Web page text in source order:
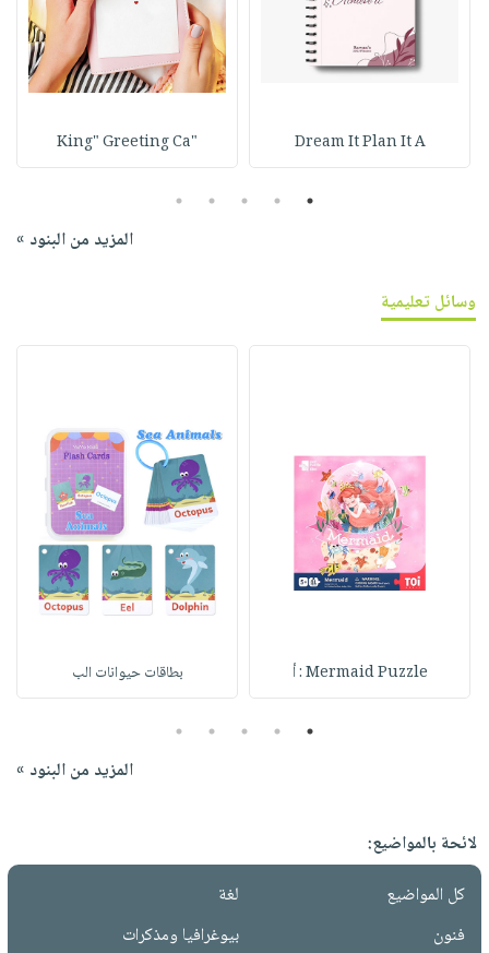
Dream It Plan It A
"King" Greeting Ca
1
2
3
4
5
المزيد من البنود »
وسائل تعليمية
Mermaid Puzzle : أ بطاقات حيوانات الب
1
2
3
4
5
المزيد من البنود »
لائحة بالمواضيع:
كل المواضيع
لغة
فنون
بيوغرافيا ومذكرات